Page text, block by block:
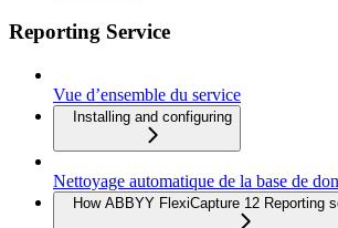
Reporting Service
Vue d’ensemble du service
Installing and configuring
Nettoyage automatique de la base de
How ABBYY FlexiCapture 12 Reporting